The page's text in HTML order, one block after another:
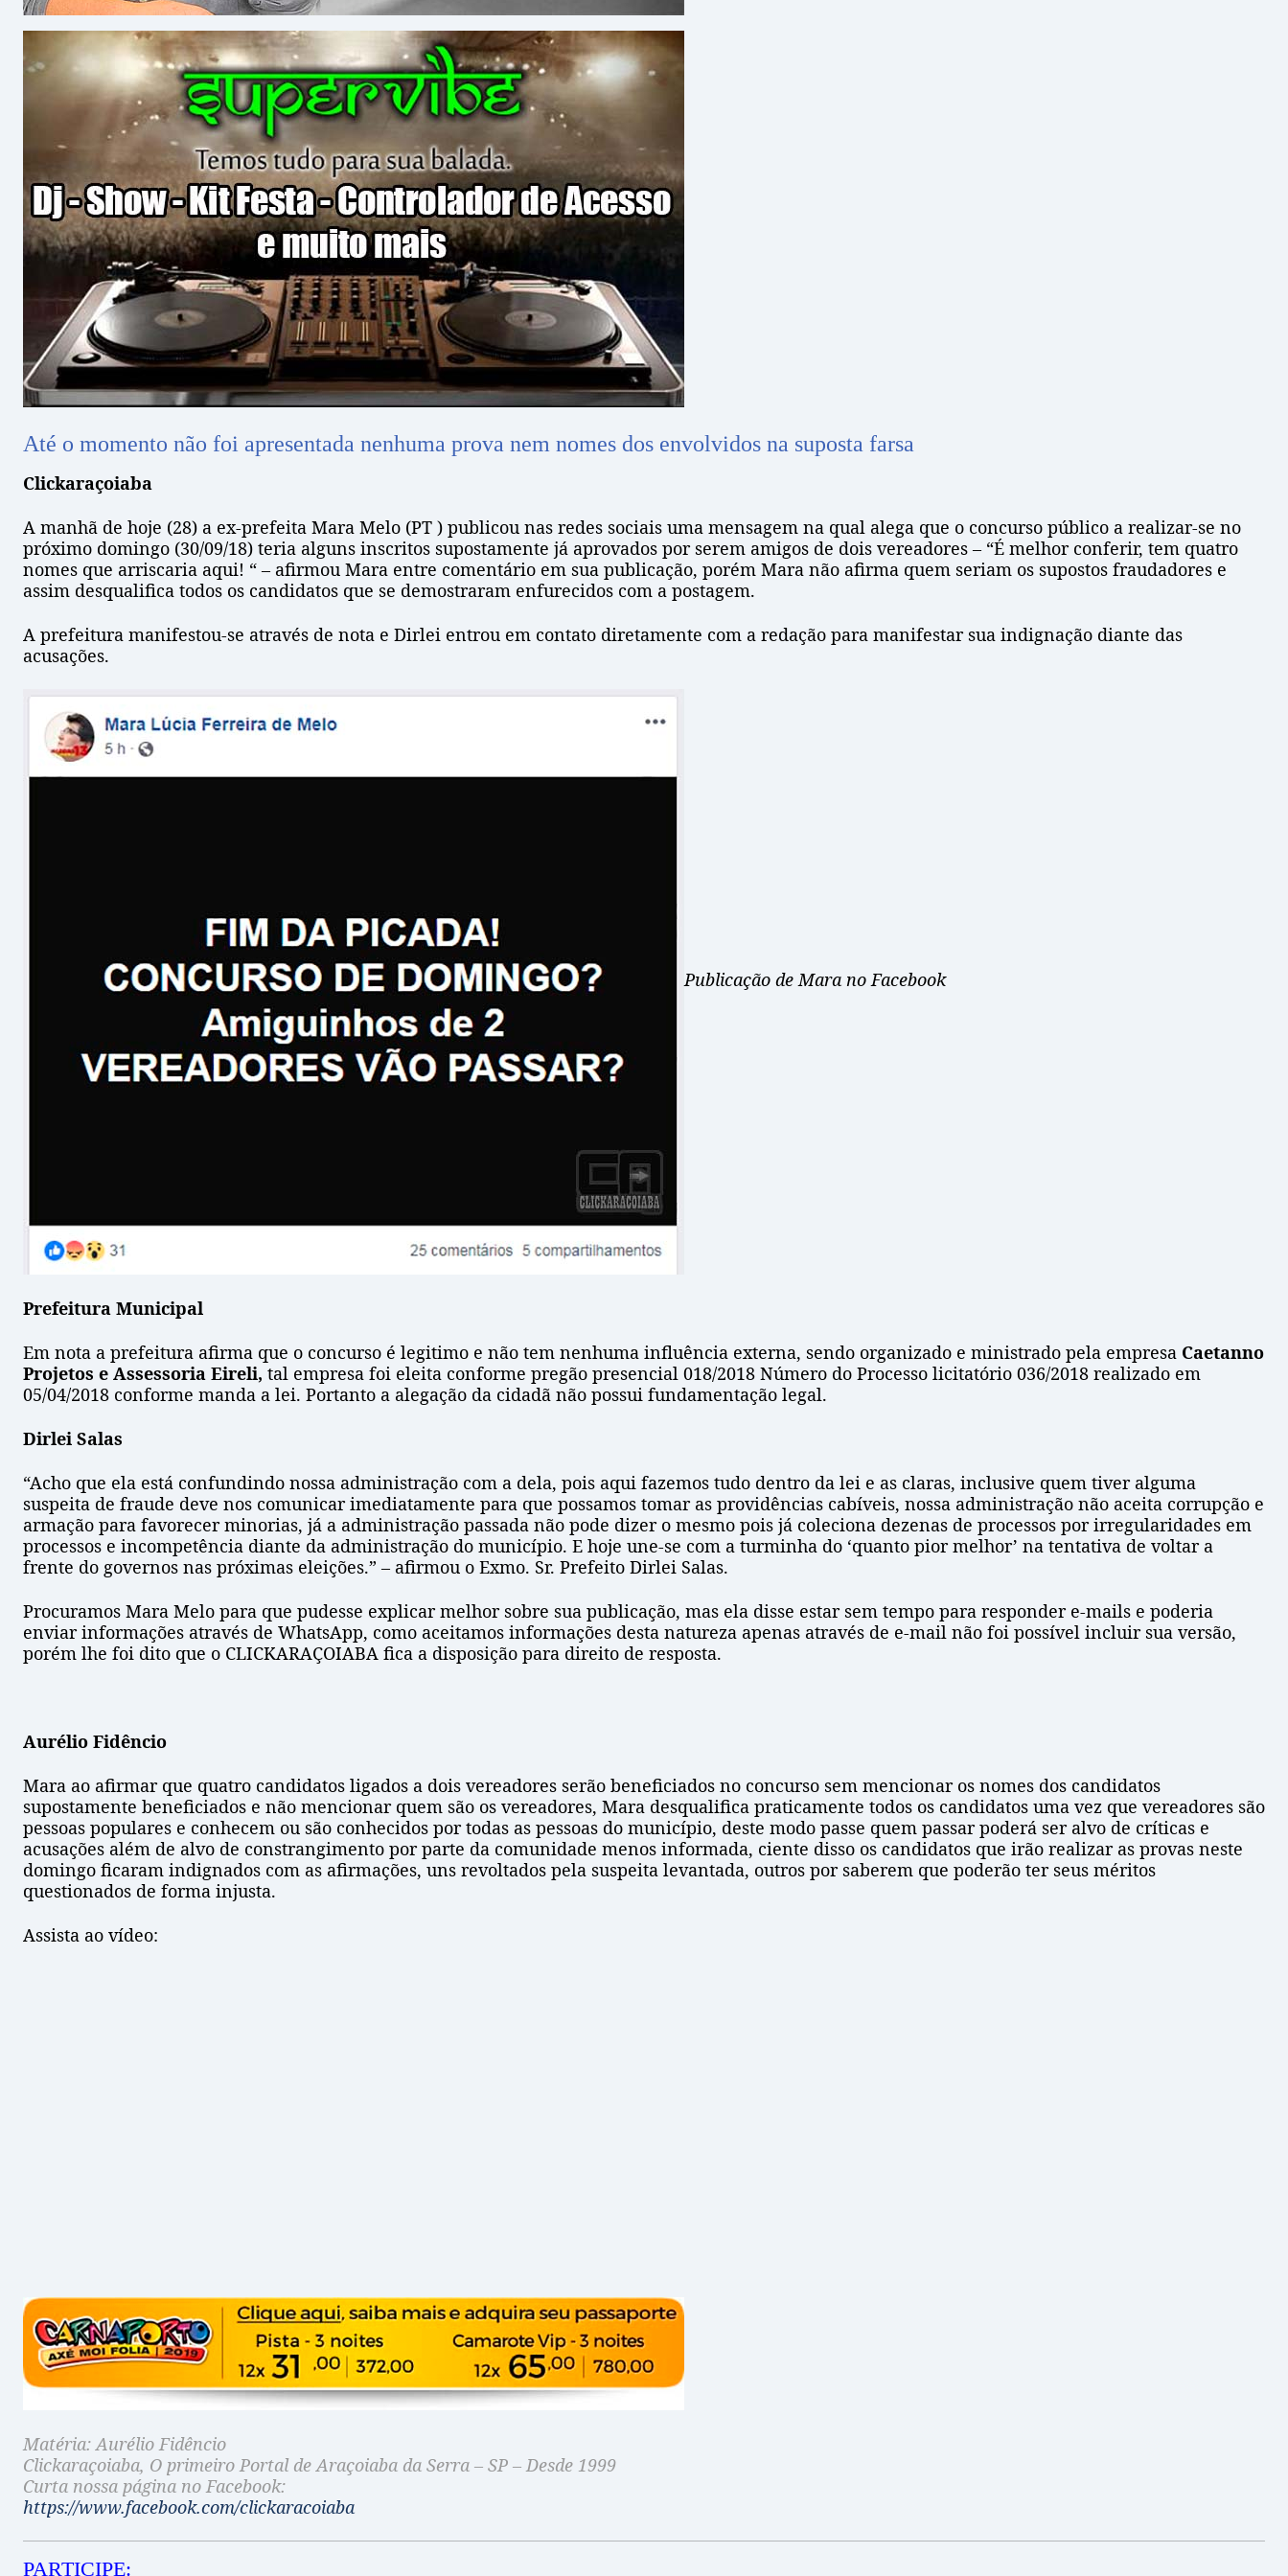
Até o momento não foi apresentada nenhuma prova nem nomes dos envolvidos na suposta farsa
Clickaraçoiaba
A manhã de hoje (28) a ex-prefeita Mara Melo (PT ) publicou nas redes sociais uma mensagem na qual alega que o concurso público a realizar-se no
próximo domingo (30/09/18) teria alguns inscritos supostamente já aprovados por serem amigos de dois vereadores – “É melhor conferir, tem quatro
nomes que arriscaria aqui! “ – afirmou Mara entre comentário em sua publicação, porém Mara não afirma quem seriam os supostos fraudadores e
assim desqualifica todos os candidatos que se demostraram enfurecidos com a postagem.
A prefeitura manifestou-se através de nota e Dirlei entrou em contato diretamente com a redação para manifestar sua indignação diante das
acusações.
Publicação de Mara no Facebook
Prefeitura Municipal
Em nota a prefeitura afirma que o concurso é legitimo e não tem nenhuma influência externa, sendo organizado e ministrado pela empresa Caetanno
Projetos e Assessoria Eireli, tal empresa foi eleita conforme pregão presencial 018/2018 Número do Processo licitatório 036/2018 realizado em
05/04/2018 conforme manda a lei. Portanto a alegação da cidadã não possui fundamentação legal.
Dirlei Salas
“Acho que ela está confundindo nossa administração com a dela, pois aqui fazemos tudo dentro da lei e as claras, inclusive quem tiver alguma
suspeita de fraude deve nos comunicar imediatamente para que possamos tomar as providências cabíveis, nossa administração não aceita corrupção e
armação para favorecer minorias, já a administração passada não pode dizer o mesmo pois já coleciona dezenas de processos por irregularidades em
processos e incompetência diante da administração do município. E hoje une-se com a turminha do ‘quanto pior melhor’ na tentativa de voltar a
frente do governos nas próximas eleições.” – afirmou o Exmo. Sr. Prefeito Dirlei Salas.
Procuramos Mara Melo para que pudesse explicar melhor sobre sua publicação, mas ela disse estar sem tempo para responder e-mails e poderia
enviar informações através de WhatsApp, como aceitamos informações desta natureza apenas através de e-mail não foi possível incluir sua versão,
porém lhe foi dito que o CLICKARAÇOIABA fica a disposição para direito de resposta.
Aurélio Fidêncio
Mara ao afirmar que quatro candidatos ligados a dois vereadores serão beneficiados no concurso sem mencionar os nomes dos candidatos
supostamente beneficiados e não mencionar quem são os vereadores, Mara desqualifica praticamente todos os candidatos uma vez que vereadores são
pessoas populares e conhecem ou são conhecidos por todas as pessoas do município, deste modo passe quem passar poderá ser alvo de críticas e
acusações além de alvo de constrangimento por parte da comunidade menos informada, ciente disso os candidatos que irão realizar as provas neste
domingo ficaram indignados com as afirmações, uns revoltados pela suspeita levantada, outros por saberem que poderão ter seus méritos
questionados de forma injusta.
Assista ao vídeo:
Matéria: Aurélio Fidêncio
Clickaraçoiaba, O primeiro Portal de Araçoiaba da Serra – SP – Desde 1999
Curta nossa página no Facebook:
https://www.facebook.com/clickaracoiaba
PARTICIPE: